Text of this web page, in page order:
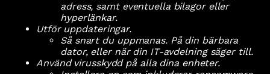
adress, samt eventuella bilagor eller
hyperlänkar.
Utför uppdateringar.
Så snart du uppmanas. På din bärbara
dator, eller när din IT-avdelning säger till.
Använd virusskydd på alla dina enheter.